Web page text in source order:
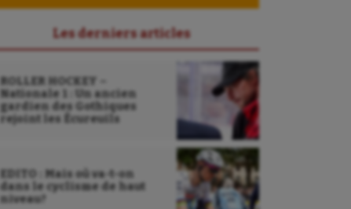
Les derniers articles
ROLLER HOCKEY –
Nationale 1 : Un ancien
gardien des Gothiques
rejoint les Écureuils
EDITO : Mais où va-t-on
dans le cyclisme de haut
niveau?